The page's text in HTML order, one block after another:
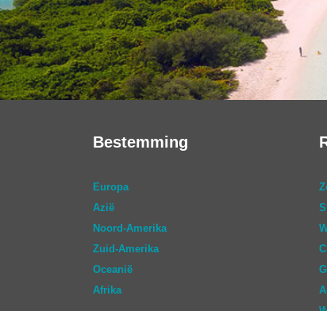
Bestemming
Europa
Azië
Noord-Amerika
Zuid-Amerika
Oceanië
Afrika